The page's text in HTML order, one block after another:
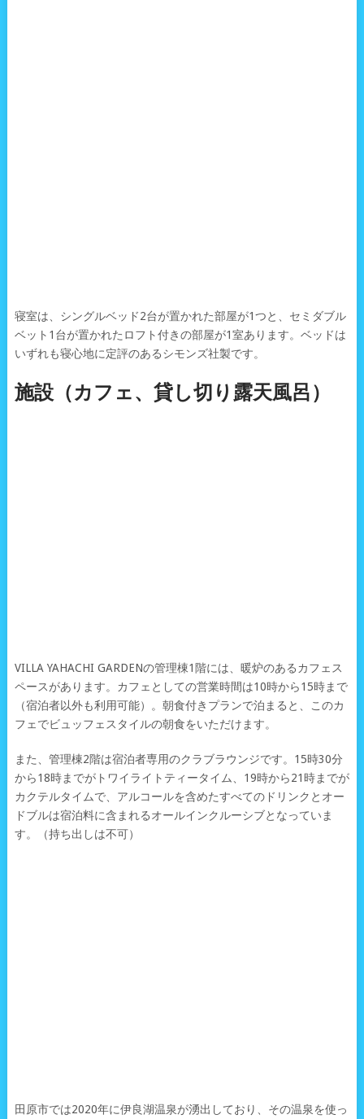
寝室は、シングルベッド2台が置かれた部屋が1つと、セミダブル
ベット1台が置かれたロフト付きの部屋が1室あります。ベッドは
いずれも寝心地に定評のあるシモンズ社製です。
施設（カフェ、貸し切り露天風呂）
VILLA YAHACHI GARDENの管理棟1階には、暖炉のあるカフェス
ペースがあります。カフェとしての営業時間は10時から15時まで
（宿泊者以外も利用可能）。朝食付きプランで泊まると、このカ
フェでビュッフェスタイルの朝食をいただけます。
また、管理棟2階は宿泊者専用のクラブラウンジです。15時30分
から18時までがトワイライトティータイム、19時から21時までが
カクテルタイムで、アルコールを含めたすべてのドリンクとオー
ドブルは宿泊料に含まれるオールインクルーシブとなっていま
す。（持ち出しは不可）
田原市では2020年に伊良湖温泉が湧出しており、その温泉を使っ